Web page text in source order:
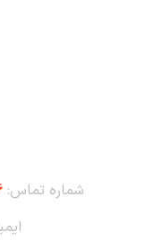
شماره تماس: